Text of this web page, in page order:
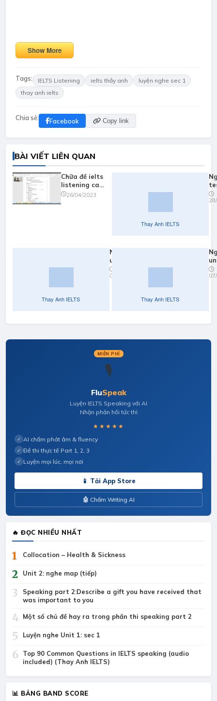
Show More
Tags: IELTS Listening ielts thầy anh
luyện nghe sec 1
thay anh ielts
Chia sẻ: Facebook Copy link
BÀI VIẾT LIÊN QUAN
Chữa đề ielts
listening cam
17 test 1
26/04/2023
Nghe
unit 3:
nghe
part 3
07/04/2022
MIỄN PHÍ
🎙️
FluSpeak
Luyện IELTS Speaking với AI
Nhận phản hồi tức thì
★★★★★
✓ AI chấm phát âm & fluency
✓ Đề thi thực tế Part 1, 2, 3
✓ Luyện mọi lúc, mọi nơi
📱 Tải App Store
🤖 Chấm Writing AI
🔥 ĐỌC NHIỀU NHẤT
1 Collocation – Health & Sickness
2 Unit 2: nghe map (tiếp)
3
Speaking part 2:Describe a gift you have received that
was important to you
4 Một số chủ đề hay ra trong phần thi speaking part 2
5 Luyện nghe Unit 1: sec 1
6
Top 90 Common Questions in IELTS speaking (audio
included) (Thay Anh IELTS)
📊 BẢNG BAND SCORE